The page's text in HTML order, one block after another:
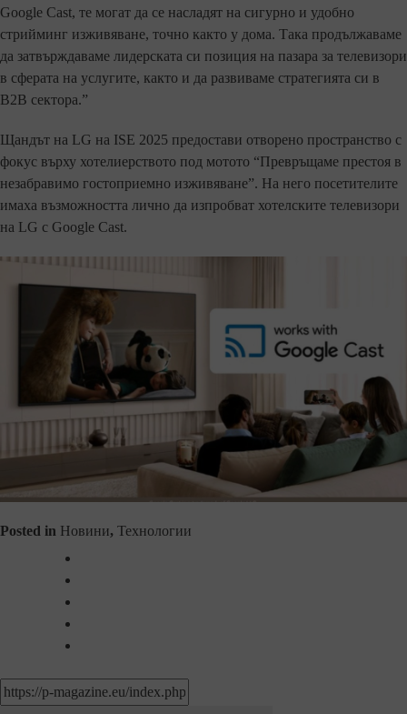
Google Cast, те могат да се насладят на сигурно и удобно
стрийминг изживяване, точно както у дома. Така продължаваме
да затвърждаваме лидерската си позиция на пазара за телевизори
в сферата на услугите, както и да развиваме стратегията си в
B2B сектора.”
Щандът на LG на ISE 2025 предостави отворено пространство с
фокус върху хотелиерството под мотото “Превръщаме престоя в
незабравимо гостоприемно изживяване”. На него посетителите
имаха възможността лично да изпробват хотелските телевизори
на LG с Google Cast.
Posted in Новини, Технологии